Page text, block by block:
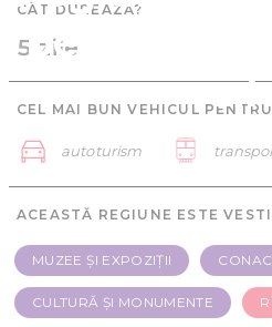
pentru
CÂT DUREAZĂ?
5 zile
CEL MAI BUN VEHICUL
autoturism
ACEASTĂ REGIUNE ESTE
MUZEE ȘI EXPOZIȚII
CULTURĂ ȘI MONUMENTE